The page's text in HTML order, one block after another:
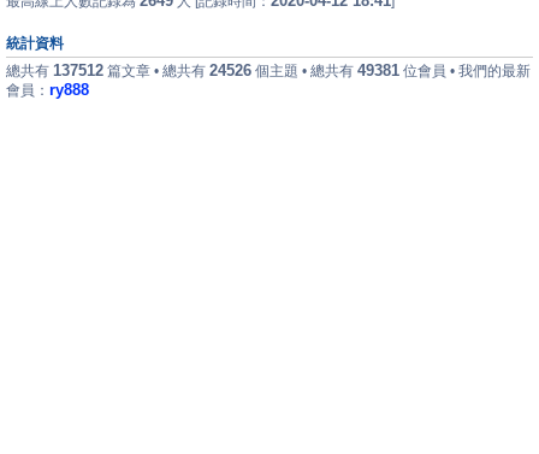
統計資料
總共有 137512 篇文章 • 總共有 24526 個主題 • 總共有 49381 位會員 • 我們的最新
會員： ry888